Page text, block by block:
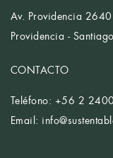
Av. Providencia
Providencia - Santiago
CONTACTO
Teléfono: +56 2
Email: